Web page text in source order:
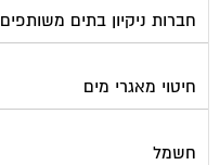
חברות ניקיון בתים משותפים
חיטוי מאגרי מים
חשמל